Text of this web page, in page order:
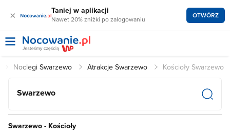
× Taniej w aplikacji
Nawet 20% zniżki po zalogowaniu OTWÓRZ
Noclegi Swarzewo Atrakcje Swarzewo Kościoły Swarzewo
Swarzewo
Swarzewo - Kościoły